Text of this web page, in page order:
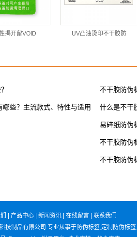
揭开留VOID UV凸油烫印不干胶防
不干胶防伪
些？主流款式、特性与适用 什么是不干
易碎纸防伪
不干胶防伪
不干胶防伪
产品中心| 新闻资讯| 在线留言| 联系我们
技制品有限公司 专业从事于防伪标签,定制防伪标签,